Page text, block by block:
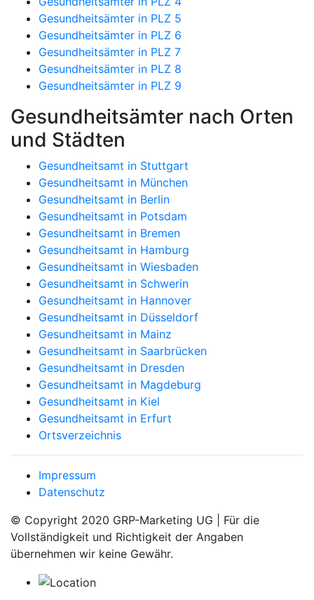
Gesundheitsämter in PLZ 5
Gesundheitsämter in PLZ 6
Gesundheitsämter in PLZ 7
Gesundheitsämter in PLZ 8
Gesundheitsämter in PLZ 9
Gesundheitsämter nach Orten
und Städten
Gesundheitsamt in Stuttgart
Gesundheitsamt in München
Gesundheitsamt in Berlin
Gesundheitsamt in Potsdam
Gesundheitsamt in Bremen
Gesundheitsamt in Hamburg
Gesundheitsamt in Wiesbaden
Gesundheitsamt in Schwerin
Gesundheitsamt in Hannover
Gesundheitsamt in Düsseldorf
Gesundheitsamt in Mainz
Gesundheitsamt in Saarbrücken
Gesundheitsamt in Dresden
Gesundheitsamt in Magdeburg
Gesundheitsamt in Kiel
Gesundheitsamt in Erfurt
Ortsverzeichnis
Impressum
Datenschutz
© Copyright 2020 GRP-Marketing UG | Für die
Vollständigkeit und Richtigkeit der Angaben
übernehmen wir keine Gewähr.